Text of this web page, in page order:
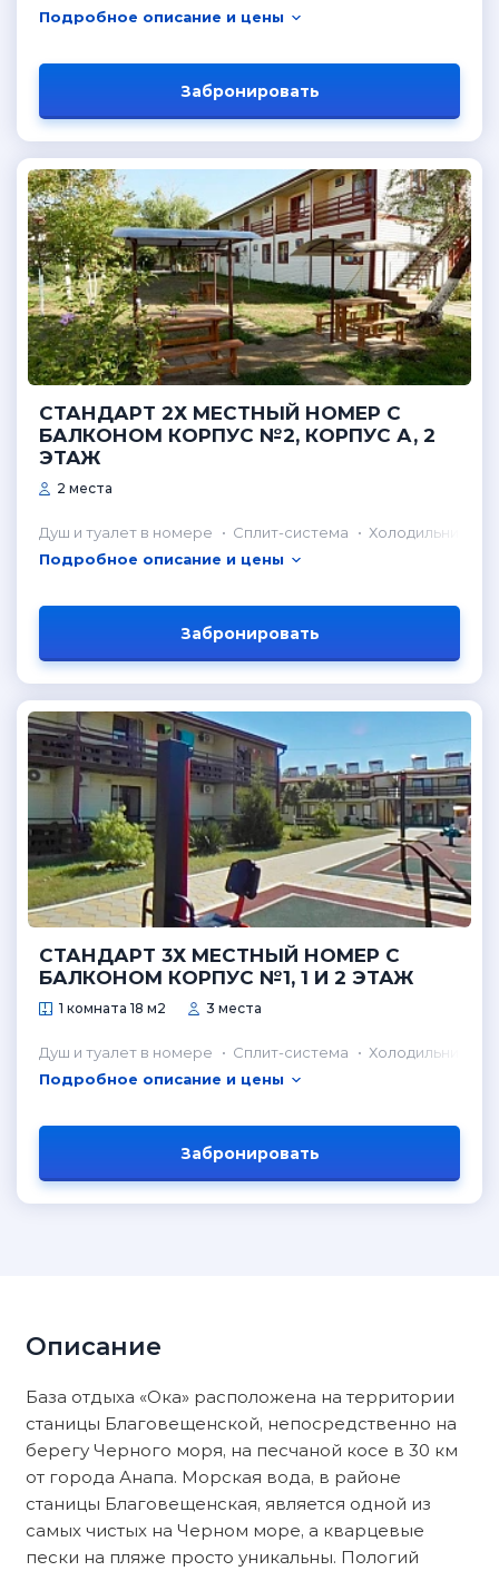
Подробное описание и цены
Забронировать
СТАНДАРТ 2Х МЕСТНЫЙ НОМЕР С
БАЛКОНОМ КОРПУС №2, КОРПУС А, 2
ЭТАЖ
2 места
Душ и туалет в номере Сплит-система
Холодильник в
Подробное описание и цены
Забронировать
СТАНДАРТ 3Х МЕСТНЫЙ НОМЕР С
БАЛКОНОМ КОРПУС №1, 1 И 2 ЭТАЖ
1 комната 18 м2 3 места
Душ и туалет в номере Сплит-система
Холодильник в
Подробное описание и цены
Забронировать
Описание
База отдыха «Ока» расположена на территории
станицы Благовещенской, непосредственно на
берегу Черного моря, на песчаной косе в 30 км
от города Анапа. Морская вода, в районе
станицы Благовещенская, является одной из
самых чистых на Черном море, а кварцевые
пески на пляже просто уникальны. Пологий